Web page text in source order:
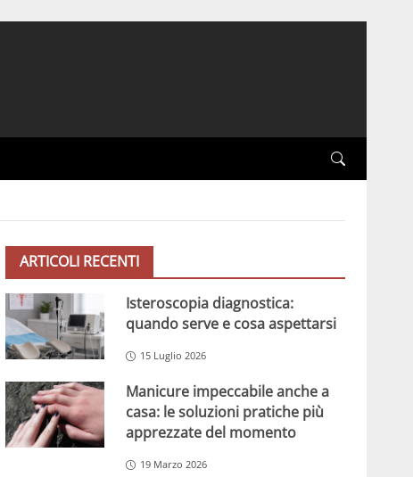
ARTICOLI RECENTI
Isteroscopia diagnostica:
quando serve e cosa aspettarsi
15 Luglio 2026
Manicure impeccabile anche a
casa: le soluzioni pratiche più
apprezzate del momento
19 Marzo 2026